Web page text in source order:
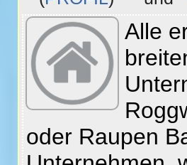
Alle
oder Raupen